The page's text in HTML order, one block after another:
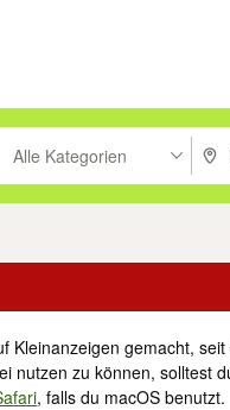
um zu suchen, oder
Alle Kategorien
Kleinanzeigen gemacht,
nutzen zu können, solltest
, falls du macOS benutzt.